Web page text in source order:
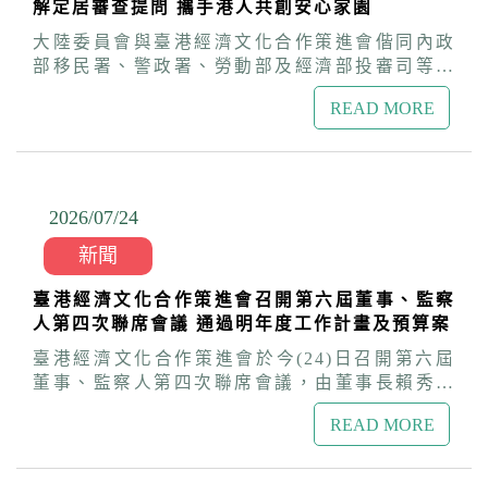
區及並舉辦超過20場主題講座，也赴港進行文化
永續發展及視覺藝術策展概念交流參訪，成果豐
碩，後續將規劃香港影展及明年度交流主題，落
實推動委員們創新構想，並透過策進會媒體平台
宣傳相關文化活動資訊，讓香港朋友參與。
會議中，委員們也針對未來交流方向提出多項具
體建議，包括參考台灣國際紀錄片影展、文化
及藝文工作者及團體來台交流，善用台港共同的
影視、文學及流行文化記憶，促進兩地創作者對
話；透過台灣設計、藝術及科技產業等跨域合
作，放大台灣文化的國際影響力。 本次會議
共有王孟超、邱瑗、邱懷萱、胡嘉、耿一偉、陳
板、陳隆昊、陳瑩芳、游蕙芬、褚明仁、劉克
襄、劉嘉明、劉嘉偉、蔡佩烜、蔡珠兒、鴻鴻、
張鐵志及謝佩霓等18位委員出席，會議圓滿順
利。 新聞聯絡人：黃先生 連絡電話：2700-3263
解定居審查提問 攜手港人共創安心家園
大陸委員會與臺港經濟文化合作策進會偕同內政
部移民署、警政署、勞動部及經濟部投審司等相
關機關代表，今(24)日於新北市板橋區舉辦「關
懷港澳居民來臺居留定居座談會」，與逾80位移
絡。 陸委會港澳蒙藏處處長兼策進會秘書長盧長
水表示，港澳居民帶來的專業技能，以及港澳學
生具備的國際視野與多元背景，都是台灣社會與
產業極力爭取的優秀人才。政府始終抱持開放與
歡迎的態度，積極打造友善的居留與發展環境，
並透過「臺港服務交流辦公室」提供專人專線諮
詢與輔導服務，協助港澳朋友順利融入台灣社
會、安居樂業。 盧長水指出，近年因應區域情勢
轉變與整體國家安全考量，政府有必要建立合理
的安全管理審查機制，不僅是維護台灣民主自由
體制與社會穩定，也是對所有依法依規申請、有
心在台深耕發展的港澳朋友最堅實的保障。陸委
READ MORE
2026/07/24
新聞
臺港經濟文化合作策進會召開第六屆董事、監察
人第四次聯席會議 通過明年度工作計畫及預算案
臺港經濟文化合作策進會於今(24)日召開第六屆
董事、監察人第四次聯席會議，由董事長賴秀如
主持，會中討論通過明年度工作計畫及預算案等
READ MORE